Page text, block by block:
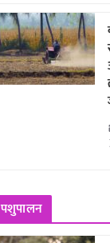
पशुपालन